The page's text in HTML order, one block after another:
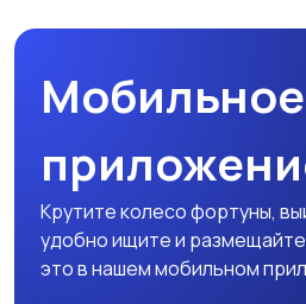
Сельское хозяйство
Мобильное
Крутите колесо фортуны,
удобно ищите и
это в нашем мобильном